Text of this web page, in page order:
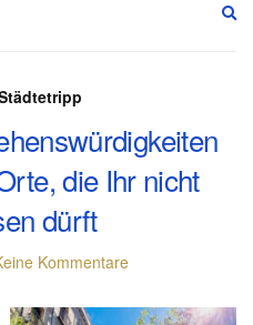
die Ihr nicht
dürft
Kommentare